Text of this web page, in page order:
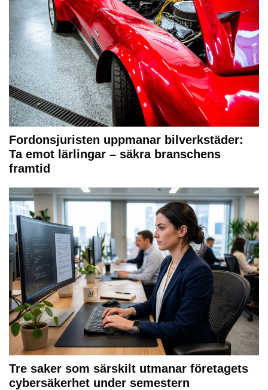
Fordonsjuristen uppmanar bilverkstäder:
Ta emot lärlingar – säkra branschens
framtid
Tre saker som särskilt utmanar företagets
cybersäkerhet under semestern